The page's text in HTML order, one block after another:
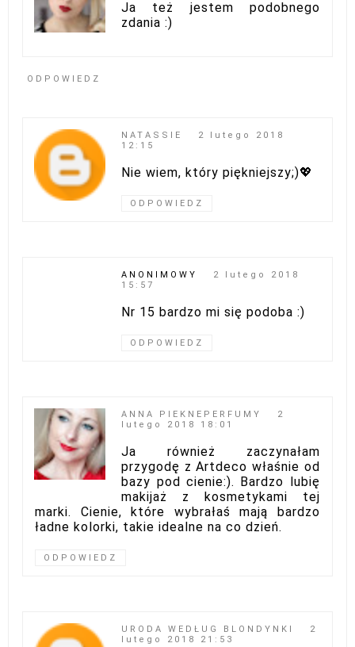
Ja też jestem podobnego
zdania :)
ODPOWIEDZ
NATASSIE
2 lutego 2018
12:15
Nie wiem, który piękniejszy;)💖
ODPOWIEDZ
ANONIMOWY
2 lutego 2018
15:57
Nr 15 bardzo mi się podoba :)
ODPOWIEDZ
ANNA PIEKNEPERFUMY
2
lutego 2018 18:01
Ja również zaczynałam
przygodę z Artdeco właśnie od
bazy pod cienie:). Bardzo lubię
makijaż z kosmetykami tej
marki. Cienie, które wybrałaś mają bardzo
ładne kolorki, takie idealne na co dzień.
ODPOWIEDZ
URODA WEDŁUG BLONDYNKI
2
lutego 2018 21:53